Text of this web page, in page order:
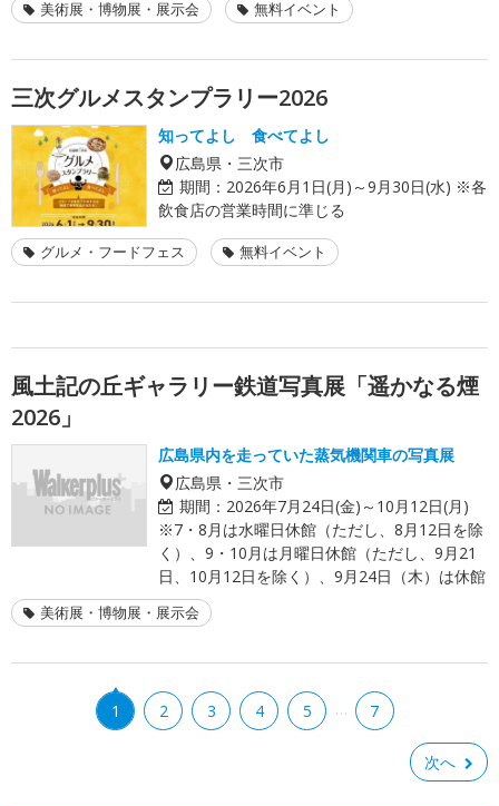
美術展・博物展・展示会 無料イベント
三次グルメスタンプラリー2026
知ってよし 食べてよし
広島県・三次市
期間： 2026年6月1日(月)～9月30日(水) ※各
飲食店の営業時間に準じる
グルメ・フードフェス 無料イベント
風土記の丘ギャラリー鉄道写真展「遥かなる煙
2026」
広島県内を走っていた蒸気機関車の写真展
広島県・三次市
期間： 2026年7月24日(金)～10月12日(月)
※7・8月は水曜日休館（ただし、8月12日を除
く）、9・10月は月曜日休館（ただし、9月21
日、10月12日を除く）、9月24日（木）は休館
美術展・博物展・展示会
1 2 3 4 5 … 7
次へ